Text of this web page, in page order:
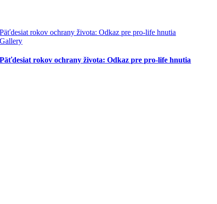
Päťdesiat rokov ochrany života: Odkaz pre pro-life hnutia
Gallery
Päťdesiat rokov ochrany života: Odkaz pre pro-life hnutia